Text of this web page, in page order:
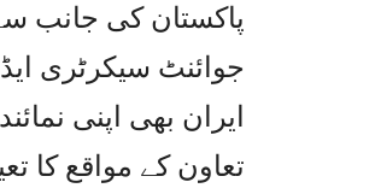
پاکستان کی جانب
جوائنٹ سیکرٹری
ایران بھی اپنی
تعاون کے مواقع کا